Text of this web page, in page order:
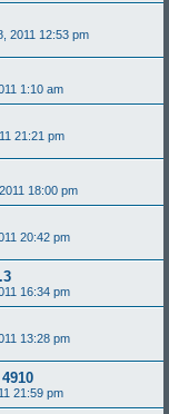
2011 12:53 pm
1:10 am
21:21 pm
18:00 pm
20:42 pm
16:34 pm
13:28 pm
21:59 pm